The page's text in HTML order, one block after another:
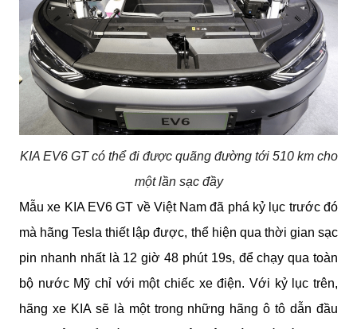
KIA EV6 GT có thể đi được quãng đường tới 510 km cho
một lần sạc đầy
Mẫu xe KIA EV6 GT về Việt Nam đã phá kỷ lục trước đó
mà hãng Tesla thiết lập được, thể hiện qua thời gian sạc
pin nhanh nhất là 12 giờ 48 phút 19s, để chạy qua toàn
bộ nước Mỹ chỉ với một chiếc xe điện. Với kỷ lục trên,
hãng xe KIA sẽ là một trong những hãng ô tô dẫn đầu